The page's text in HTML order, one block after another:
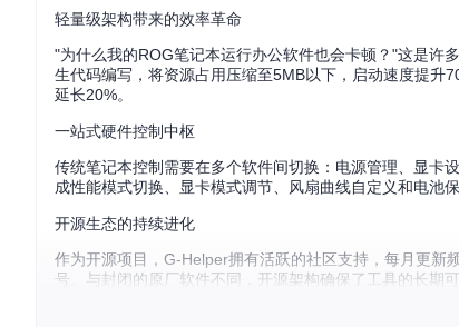
轻量级架构带来的效率革命
"为什么我的ROG笔记本运行办公软件也会卡顿？"这是许
生代码编写，将资源占用压缩至5MB以下，启动速度提升
延长20%。
一站式硬件控制中枢
传统笔记本控制需要在多个软件间切换：电源管理、显卡
成性能模式切换、显卡模式调节、风扇曲线自定义和电池
开源生态的持续进化
作为开源项目，G-Helper拥有活跃的社区支持，每月更新
号。与封闭的原厂软件不同，开源架构确保了工具的长期